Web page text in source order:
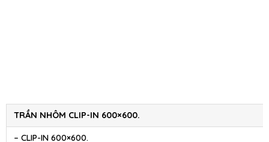
TRẦN NHÔM CLIP-IN 600×600.
– CLIP-IN 600×600.